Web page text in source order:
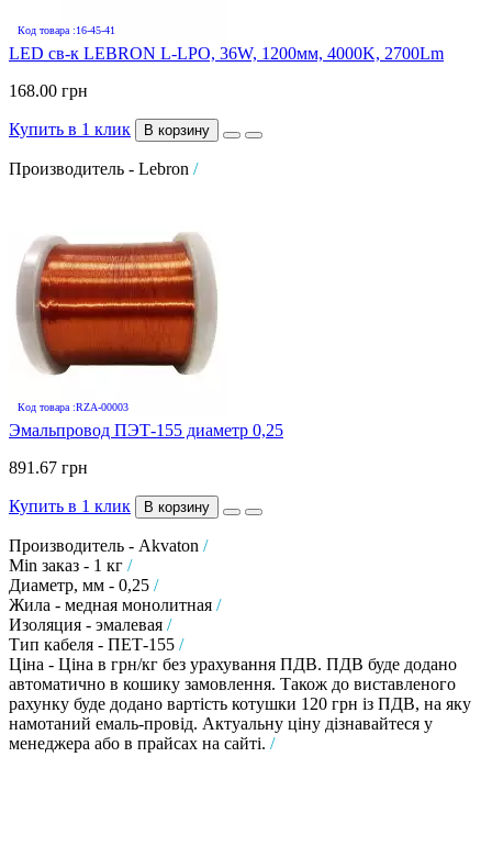
Код товара :16-45-41
LED св-к LEBRON L-LPO, 36W, 1200мм, 4000K, 2700Lm
168.00 грн
Купить в 1 клик В корзину
Производитель - Lebron /
Код товара :RZA-00003
Эмальпровод ПЭТ-155 диаметр 0,25
891.67 грн
Купить в 1 клик В корзину
Производитель - Akvaton /
Min заказ - 1 кг /
Диаметр, мм - 0,25 /
Жила - медная монолитная /
Изоляция - эмалевая /
Тип кабеля - ПЕТ-155 /
Ціна - Ціна в грн/кг без урахування ПДВ. ПДВ буде додано
автоматично в кошику замовлення. Також до виставленого
рахунку буде додано вартість котушки 120 грн із ПДВ, на яку
намотаний емаль-провід. Актуальну ціну дізнавайтеся у
менеджера або в прайсах на сайті. /